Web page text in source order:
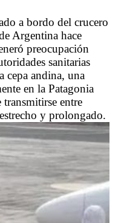
a bordo del crucero
Argentina hace
preocupación
sanitarias
cepa andina, una
en la Patagonia
entre
y prolongado.